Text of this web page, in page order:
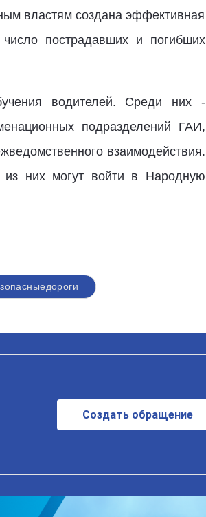
властям создана эффективная
пострадавших и погибших
водителей. Среди них -
подразделений ГАИ,
взаимодействия.
из них могут войти в Народную
Создать обращение